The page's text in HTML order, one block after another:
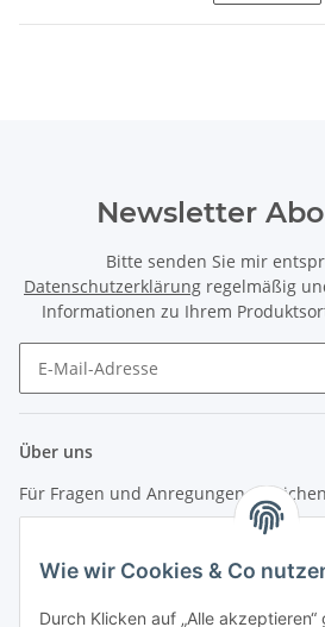
Wie wir Cookies & Co
Durch Klicken auf „Alle
Newsletter
Bitte senden Sie mir
Datenschutzerklärung regelmäßig
Informationen zu Ihrem
Über uns
Für Fragen und Anregungen
info (at) zweitedel.de